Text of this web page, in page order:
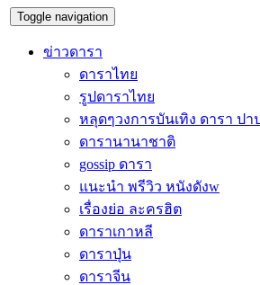
Toggle navigation
ข่าวดารา
ดาราไทย
รูปดาราไทย
หลุดๆวงการบันเทิง ดารา ปา
ดารานานาชาติ
gossip ดารา
แนะนำ พรีวิว หนังดังw
เรื่องย่อ ละครฮิต
ดาราเกาหลี
ดาราปุ่น
ดาราจีน